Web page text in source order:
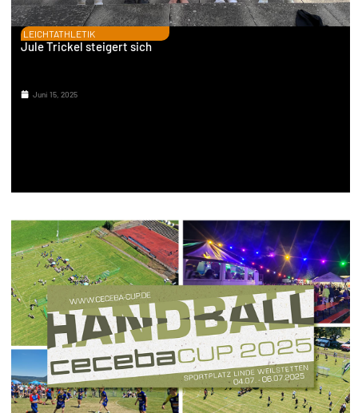
LEICHTATHLETIK
Jule Trickel steigert sich
Juni 15, 2025